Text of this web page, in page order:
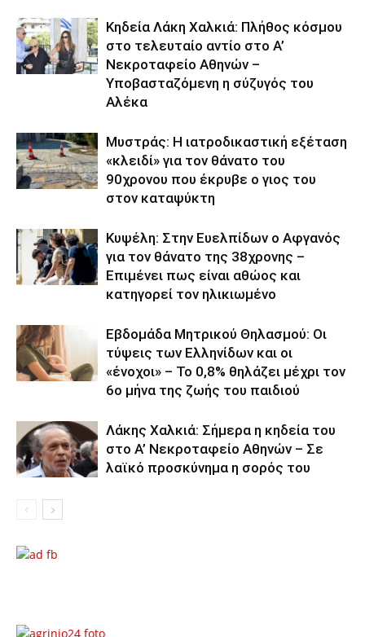
Κηδεία Λάκη Χαλκιά: Πλήθος κόσμου
στο τελευταίο αντίο στο Α’
Νεκροταφείο Αθηνών –
Υποβασταζόμενη η σύζυγός του
Αλέκα
Μυστράς: Η ιατροδικαστική εξέταση
«κλειδί» για τον θάνατο του
90χρονου που έκρυβε ο γιος του
στον καταψύκτη
Κυψέλη: Στην Ευελπίδων ο Αφγανός
για τον θάνατο της 38χρονης –
Επιμένει πως είναι αθώος και
κατηγορεί τον ηλικιωμένο
Εβδομάδα Μητρικού Θηλασμού: Οι
τύψεις των Ελληνίδων και οι
«ένοχοι» – Το 0,8% θηλάζει μέχρι τον
6ο μήνα της ζωής του παιδιού
Λάκης Χαλκιά: Σήμερα η κηδεία του
στο Α’ Νεκροταφείο Αθηνών – Σε
λαϊκό προσκύνημα η σορός του